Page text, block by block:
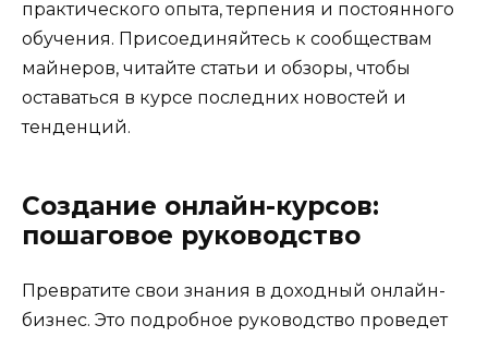
практического опыта, терпения и постоянного
обучения. Присоединяйтесь к сообществам
майнеров, читайте статьи и обзоры, чтобы
оставаться в курсе последних новостей и
тенденций.
Создание онлайн-курсов:
пошаговое руководство
Превратите свои знания в доходный онлайн-
бизнес. Это подробное руководство проведет